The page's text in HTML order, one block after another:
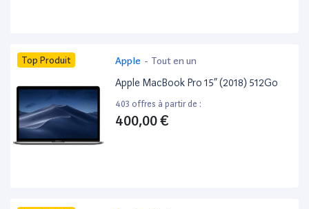
Top Produit Apple - Tout en un
Apple MacBook Pro 15” (2018) 512Go
403 offres à partir de :
400,00 €